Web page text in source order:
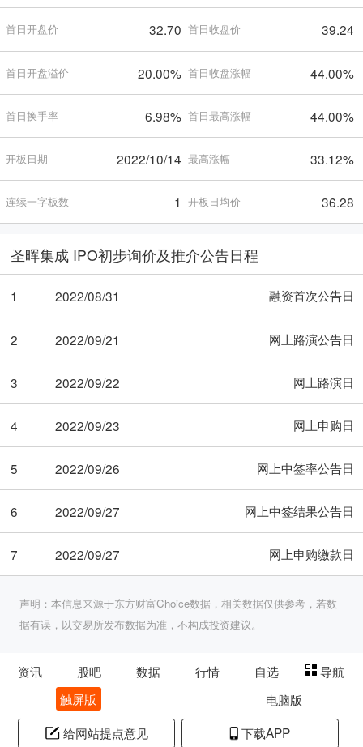
首日开盘价 32.70 首日收盘价 39.24
首日开盘溢价 20.00% 首日收盘涨幅 44.00%
首日换手率 6.98% 首日最高涨幅 44.00%
开板日期 2022/10/14 最高涨幅 33.12%
连续一字板数 1 开板日均价 36.28
圣晖集成 IPO初步询价及推介公告日程
1 2022/08/31 融资首次公告日
2 2022/09/21 网上路演公告日
3 2022/09/22 网上路演日
4 2022/09/23 网上申购日
5 2022/09/26 网上中签率公告日
6 2022/09/27 网上中签结果公告日
7 2022/09/27 网上申购缴款日
声明：本信息来源于东方财富Choice数据，相关数据仅供参考，若数
据有误，以交易所发布数据为准，不构成投资建议。
资讯 股吧 数据 行情 自选
导航
触屏版
电脑版
给网站提点意见
下载APP